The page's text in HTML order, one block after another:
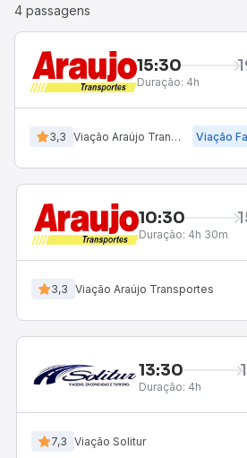
4 passagens
15:30
Duração: 4h
3,3 Viação Araújo Transportes Viação
10:30
Duração: 4h 30m
3,3 Viação Araújo Transportes
13:30
Duração: 4h
7,3 Viação Solitur